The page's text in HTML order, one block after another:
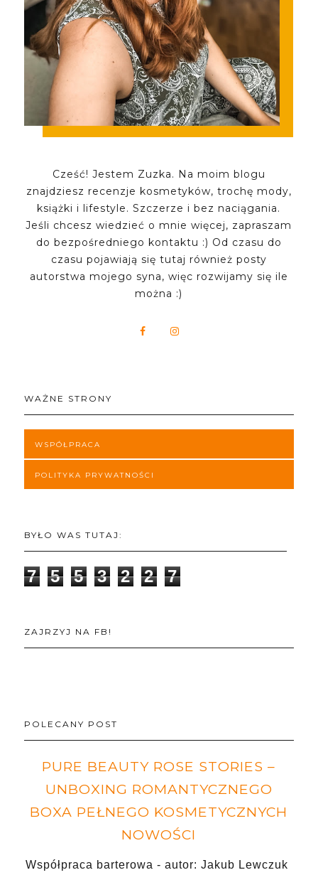
Cześć! Jestem Zuzka. Na moim blogu
znajdziesz recenzje kosmetyków, trochę mody,
książki i lifestyle. Szczerze i bez naciągania.
Jeśli chcesz wiedzieć o mnie więcej, zapraszam
do bezpośredniego kontaktu :) Od czasu do
czasu pojawiają się tutaj również posty
autorstwa mojego syna, więc rozwijamy się ile
można :)
WAŻNE STRONY
WSPÓŁPRACA
POLITYKA PRYWATNOŚCI
BYŁO WAS TUTAJ:
7 5 5 3 2 2 7
ZAJRZYJ NA FB!
POLECANY POST
PURE BEAUTY ROSE STORIES –
UNBOXING ROMANTYCZNEGO
BOXA PEŁNEGO KOSMETYCZNYCH
NOWOŚCI
Współpraca barterowa - autor: Jakub Lewczuk